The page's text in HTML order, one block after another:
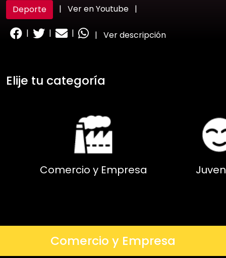
Deporte
| Ver en Youtube |
| | | | Ver descripción
Elije tu categoría
Comercio y Empresa
Comercio y Empresa